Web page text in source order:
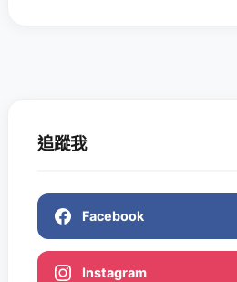
追蹤我
Facebook
Instagram